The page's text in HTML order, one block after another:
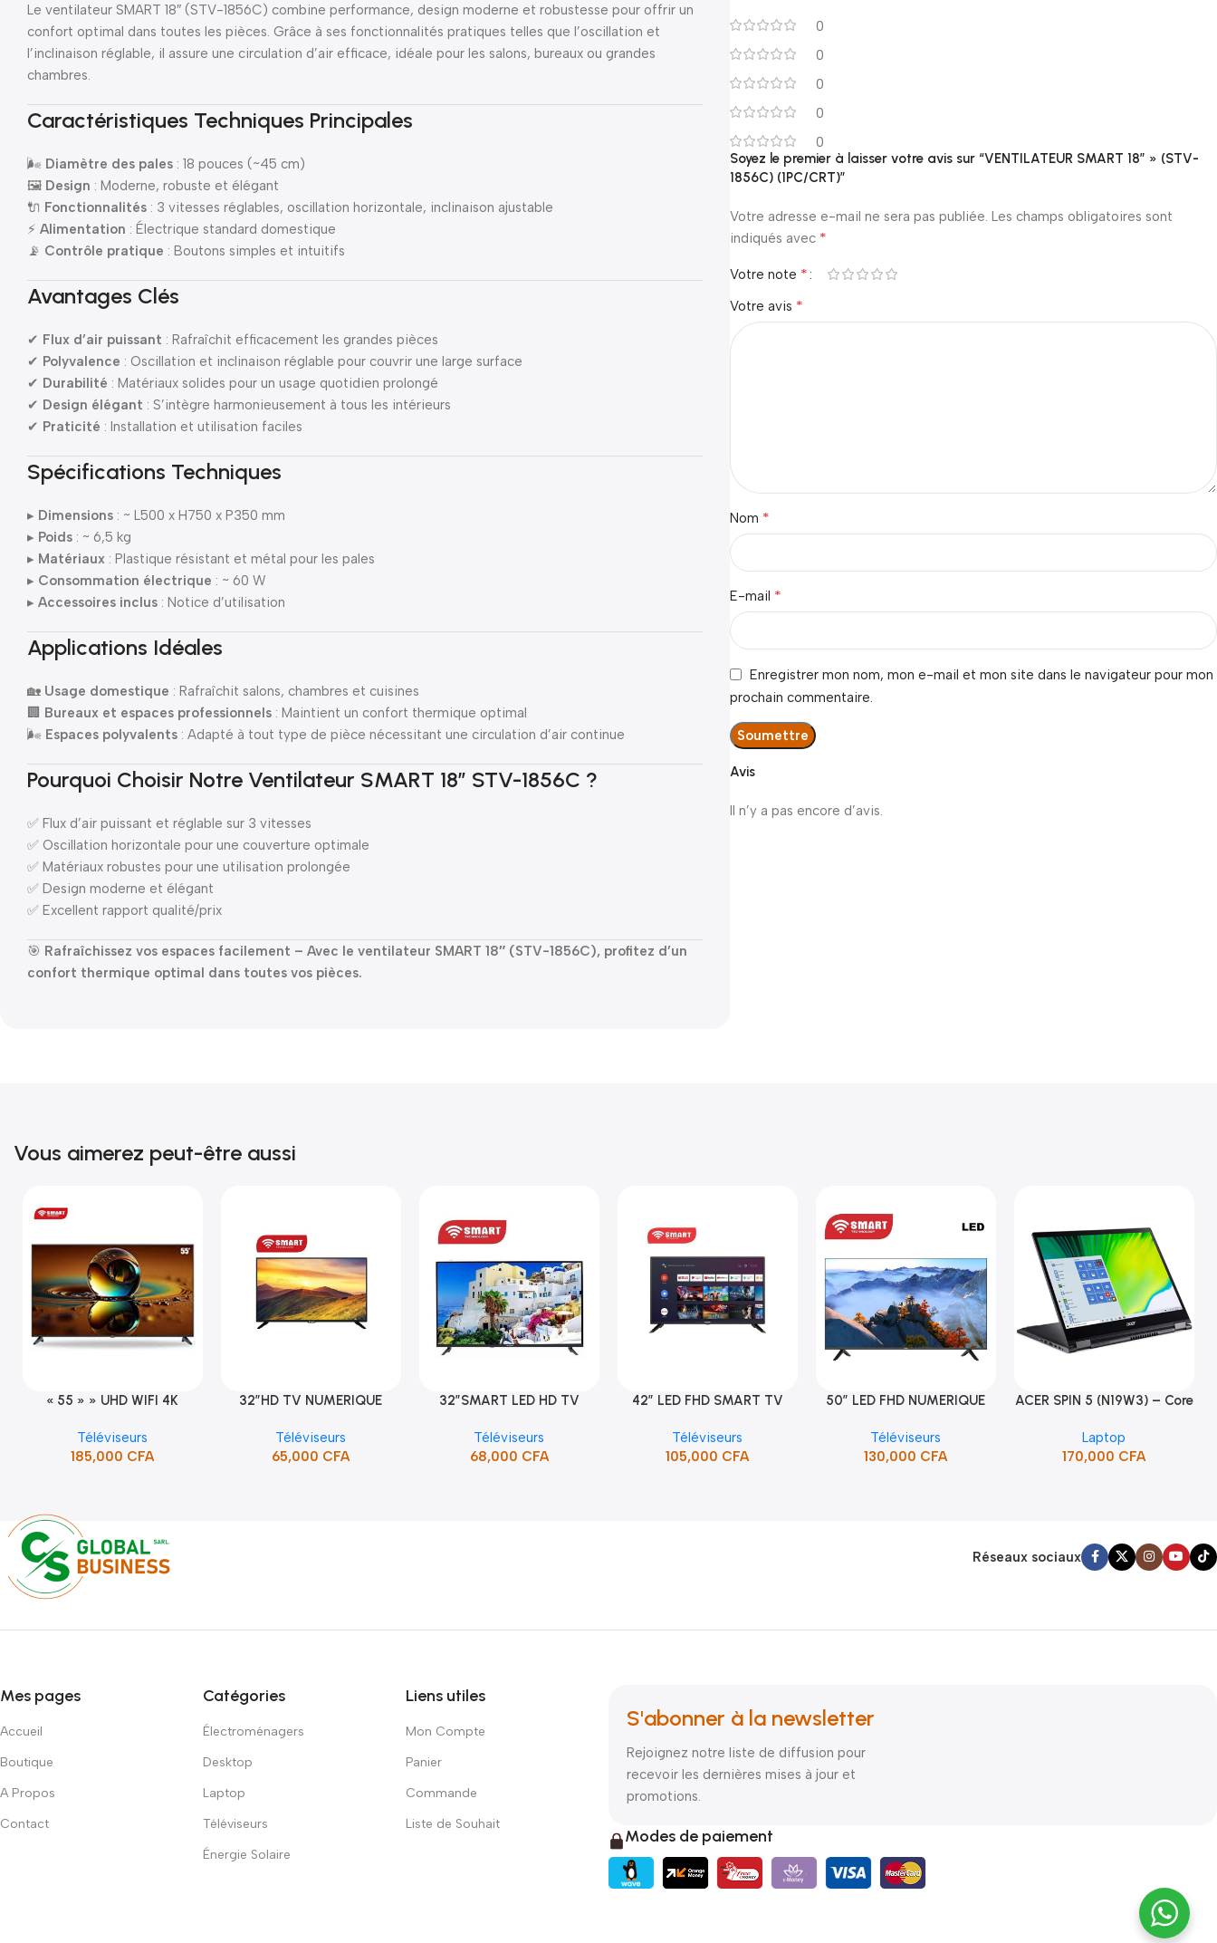
Le ventilateur SMART 18″ (STV-1856C) combine performance, design moderne et robustesse pour offrir un
confort optimal dans toutes les pièces. Grâce à ses fonctionnalités pratiques telles que l’oscillation et
l’inclinaison réglable, il assure une circulation d’air efficace, idéale pour les salons, bureaux ou grandes
chambres.
Caractéristiques Techniques Principales
🌬 Diamètre des pales : 18 pouces (~45 cm)
🖼 Design : Moderne, robuste et élégant
🔌 Fonctionnalités : 3 vitesses réglables, oscillation horizontale, inclinaison ajustable
⚡ Alimentation : Électrique standard domestique
📡 Contrôle pratique : Boutons simples et intuitifs
Avantages Clés
✔ Flux d’air puissant : Rafraîchit efficacement les grandes pièces
✔ Polyvalence : Oscillation et inclinaison réglable pour couvrir une large surface
✔ Durabilité : Matériaux solides pour un usage quotidien prolongé
✔ Design élégant : S’intègre harmonieusement à tous les intérieurs
✔ Praticité : Installation et utilisation faciles
Spécifications Techniques
▸ Dimensions : ~ L500 x H750 x P350 mm
▸ Poids : ~ 6,5 kg
▸ Matériaux : Plastique résistant et métal pour les pales
▸ Consommation électrique : ~ 60 W
▸ Accessoires inclus : Notice d’utilisation
Applications Idéales
🏡 Usage domestique : Rafraîchit salons, chambres et cuisines
🏢 Bureaux et espaces professionnels : Maintient un confort thermique optimal
🌬 Espaces polyvalents : Adapté à tout type de pièce nécessitant une circulation d’air continue
Pourquoi Choisir Notre Ventilateur SMART 18″ STV-1856C ?
✅ Flux d’air puissant et réglable sur 3 vitesses
✅ Oscillation horizontale pour une couverture optimale
✅ Matériaux robustes pour une utilisation prolongée
✅ Design moderne et élégant
✅ Excellent rapport qualité/prix
🎯 Rafraîchissez vos espaces facilement – Avec le ventilateur SMART 18″ (STV-1856C), profitez d’un
confort thermique optimal dans toutes vos pièces.
0
0
0
0
0
Avis
Il n’y a pas encore d’avis.
Soyez le premier à laisser votre avis sur “VENTILATEUR SMART 18″ » (STV-
1856C) (1PC/CRT)”
Votre adresse e-mail ne sera pas publiée. Les champs obligatoires sont
indiqués avec *
Votre note *
Votre avis *
Nom *
E-mail *
Enregistrer mon nom, mon e-mail et mon site dans le navigateur pour mon
prochain commentaire.
Vous aimerez peut-être aussi
Ajouter Au Panier
« 55 » » UHD WIFI 4K
Téléviseurs
185,000 CFA
Ajouter Au Panier
32″HD TV NUMERIQUE
BORDURE/SUPPORT(STT-
5132A)
Téléviseurs
65,000 CFA
Ajouter Au Panier
32″SMART LED HD TV
5132SA)
Téléviseurs
68,000 CFA
Ajouter Au Panier
42″ LED FHD SMART TV
Téléviseurs
105,000 CFA
Ajouter Au Panier
50″ LED FHD NUMERIQUE
Téléviseurs
130,000 CFA
Ajouter Au Panier
ACER SPIN 5 (N19W3) – Core
Laptop
170,000 CFA
Réseaux sociaux
Mes pages
Accueil
Boutique
A Propos
Contact
Catégories
Électroménagers
Desktop
Laptop
Téléviseurs
Énergie Solaire
Liens utiles
Mon Compte
Panier
Commande
Liste de Souhait
S'abonner à la newsletter
Rejoignez notre liste de diffusion pour
recevoir les dernières mises à jour et
promotions.
Modes de paiement